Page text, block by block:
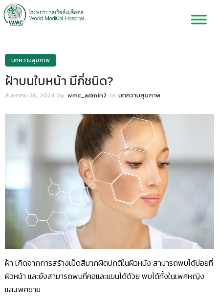
บทความสุขภาพ
ฝ้าบนใบหน้า มีกี่ชนิด?
สิงหาคม 26, 2024 by wmc_admin2 in บทความสุขภาพ
ฝ้า เกิดจากการสร้างเม็ดสีมากผิดปกติในผิวหนัง สามารถพบได้บ่อยที่
ผิวหน้า และยังสามารถพบที่คอและแขนได้ด้วย พบได้ทั้งในเพศหญิง
และเพศชาย